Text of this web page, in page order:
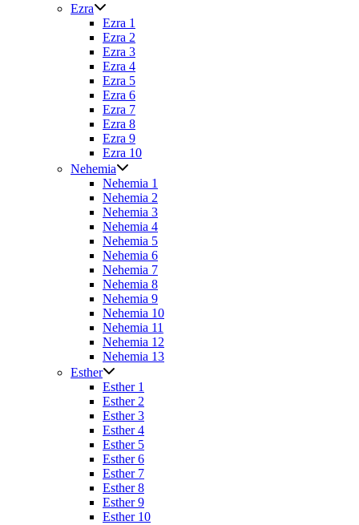
Ezra
Ezra 1
Ezra 2
Ezra 3
Ezra 4
Ezra 5
Ezra 6
Ezra 7
Ezra 8
Ezra 9
Ezra 10
Nehemia
Nehemia 1
Nehemia 2
Nehemia 3
Nehemia 4
Nehemia 5
Nehemia 6
Nehemia 7
Nehemia 8
Nehemia 9
Nehemia 10
Nehemia 11
Nehemia 12
Nehemia 13
Esther
Esther 1
Esther 2
Esther 3
Esther 4
Esther 5
Esther 6
Esther 7
Esther 8
Esther 9
Esther 10